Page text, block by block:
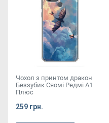
Чохол з принтом дракон
Беззубик Сяомі Редмі А1
Плюс
259 грн.